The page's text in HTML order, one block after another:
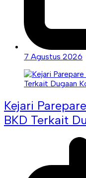
7 Agustus 2026
Kejari
BKD Terkait